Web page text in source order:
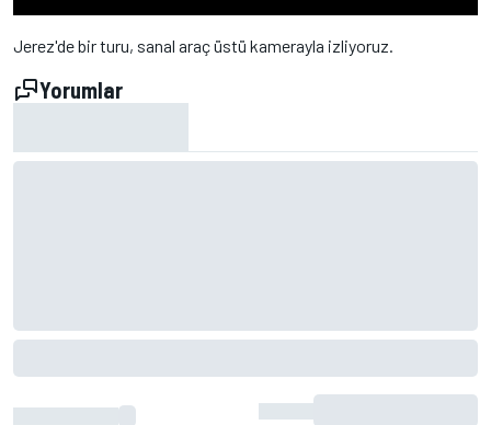
Jerez'de bir turu, sanal araç üstü kamerayla izliyoruz.
Yorumlar